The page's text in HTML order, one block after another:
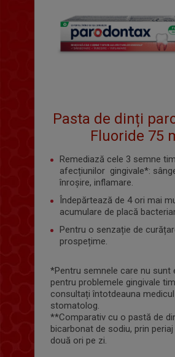
Pasta de dinți
Fluoride 75
Remediază cele 3 semne
afecțiunilor gingivale*:
înroșire, inflamare.
Îndepărtează de 4 ori mai
acumulare de placă
Pentru o senzație de
prospețime.
*Pentru semnele care nu sunt
pentru problemele gingivale
consultați întotdeauna medicul
stomatolog.
**Comparativ cu o pastă de
bicarbonat de sodiu, prin
două ori pe zi.